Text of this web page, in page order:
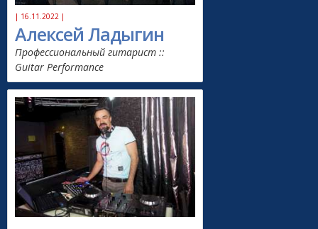
| 16.11.2022 |
Алексей Ладыгин
Профессиональный гитарист ::
Guitar Performance